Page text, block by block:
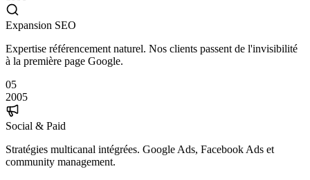
Expansion SEO
Expertise référencement naturel. Nos clients passent de l'invisibilité
à la première page Google.
05
2005
Social & Paid
Stratégies multicanal intégrées. Google Ads, Facebook Ads et
community management.